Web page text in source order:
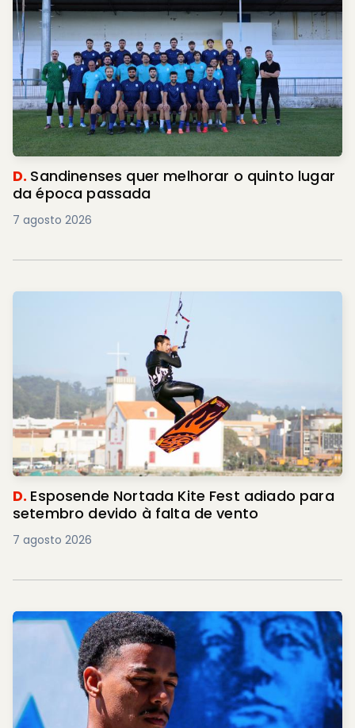
D. Sandinenses quer melhorar o quinto lugar
da época passada
7 agosto 2026
D. Esposende Nortada Kite Fest adiado para
setembro devido à falta de vento
7 agosto 2026